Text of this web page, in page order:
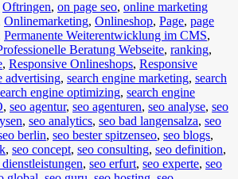
Oftringen, on page seo, online marketing
Onlinemarketing, Onlineshop, Page, page
Permanente Weiterentwicklung im CMS,
Beratung Webseite, ranking,
, Responsive Onlineshops, Responsive
advertising, search engine marketing, search
engine optimizing, search engine
, seo agentur, seo agenturen, seo analyse, seo
, seo analytics, seo bad langensalza, seo
berlin, seo bester spitzenseo, seo blogs,
, seo concept, seo consulting, seo definition,
dienstleistungen, seo erfurt, seo experte, seo